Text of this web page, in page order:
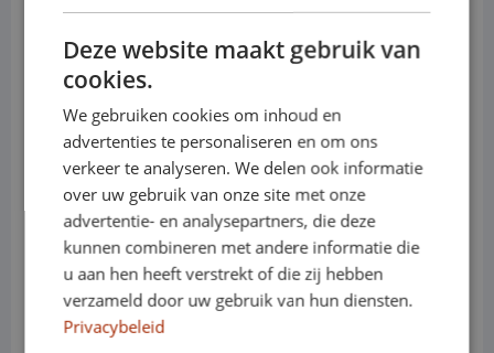
Waarom de Lynk & Co 01 ideaal
is voor shortlease
• Direct inzetbaar voor tijdelijke
projecten of uitbreiding van capaciteit
• Comfortabel rijgedrag, ook bij lange
ritten
• Slimme en praktisch ingedeelde
Deze website maakt gebruik van
cookies.
We gebruiken cookies om inhoud en
advertenties te personaliseren en om ons
verkeer te analyseren. We delen ook informatie
over uw gebruik van onze site met onze
advertentie- en analysepartners, die deze
kunnen combineren met andere informatie die
u aan hen heeft verstrekt of die zij hebben
verzameld door uw gebruik van hun diensten.
Privacybeleid